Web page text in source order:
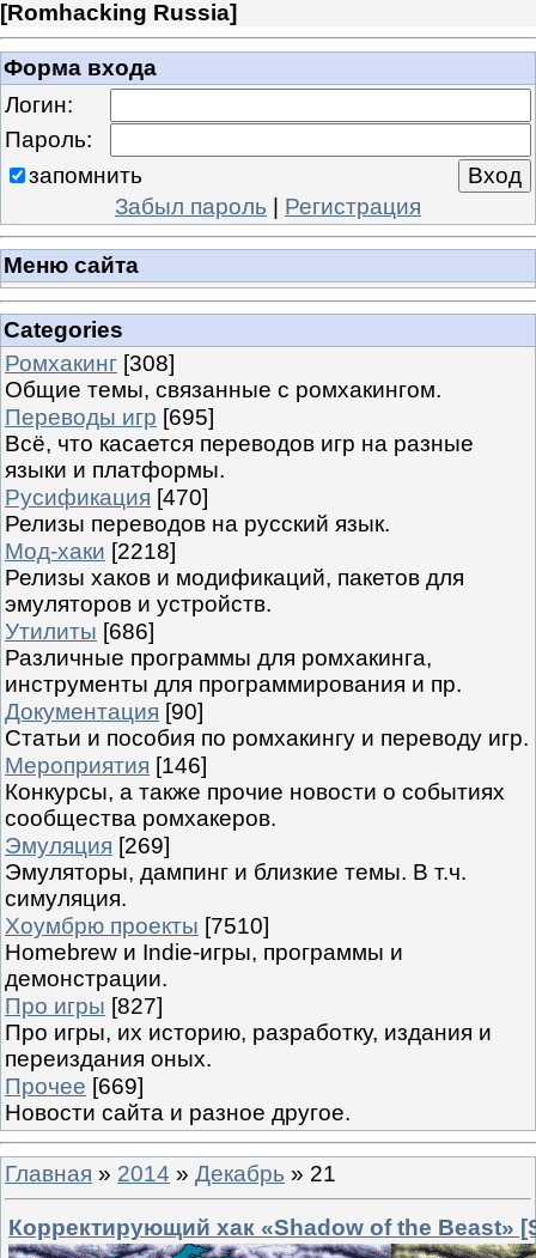
[Romhacking Russia]
Форма входа
Логин:
Пароль:
запомнить
Забыл пароль | Регистрация
Меню сайта
Categories
Ромхакинг [308]
Общие темы, связанные с ромхакингом.
Переводы игр [695]
Всё, что касается переводов игр на разные
языки и платформы.
Русификация [470]
Релизы переводов на русский язык.
Мод-хаки [2218]
Релизы хаков и модификаций, пакетов для
эмуляторов и устройств.
Утилиты [686]
Различные программы для ромхакинга,
инструменты для программирования и пр.
Документация [90]
Статьи и пособия по ромхакингу и переводу игр.
Мероприятия [146]
Конкурсы, а также прочие новости о событиях
сообщества ромхакеров.
Эмуляция [269]
Эмуляторы, дампинг и близкие темы. В т.ч.
симуляция.
Хоумбрю проекты [7510]
Homebrew и Indie-игры, программы и
демонстрации.
Про игры [827]
Про игры, их историю, разработку, издания и
переиздания оных.
Прочее [669]
Новости сайта и разное другое.
Главная » 2014 » Декабрь » 21
Корректирующий хак «Shadow of the Beast»